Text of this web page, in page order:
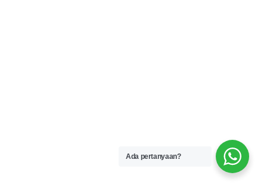
Ada pertanyaan?